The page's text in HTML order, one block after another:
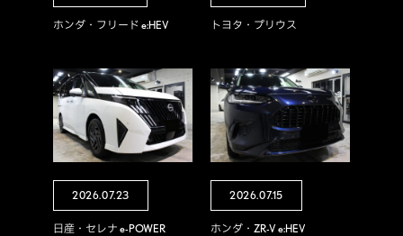
ホンダ・フリード e:HEV トヨタ・プリウス
2026.07.23
日産・セレナ e-POWER
2026.07.15
ホンダ・ZR-V e:HEV